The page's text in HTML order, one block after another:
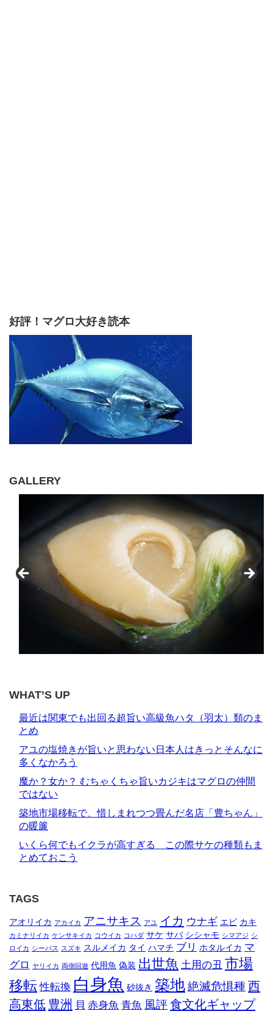
好評！マグロ大好き読本
GALLERY
WHAT’S UP
最近は関東でも出回る超旨い高級魚ハタ（羽太）類のま
とめ
アユの塩焼きが旨いと思わない日本人はきっとそんなに
多くなかろう
魔か？女か？ むちゃくちゃ旨いカジキはマグロの仲間
ではない
築地市場移転で、惜しまれつつ畳んだ名店「豊ちゃん」
の暖簾
いくら何でもイクラが高すぎる この際サケの種類もま
とめておこう
TAGS
アオリイカ アカイカ アニサキス アユ イカ ウナギ エビ カキ
カミナリイカ ケンサキイカ コウイカ コハダ サケ サバ シシャモ シマアジ シ
ロイカ シーバス スズキ スルメイカ タイ ハマチ ブリ ホタルイカ マ
グロ ヤリイカ 両側回遊 代用魚 偽装 出世魚 土用の丑 市場
移転 性転換 白身魚 砂抜き 築地絶滅危惧種西
高東低 豊洲 貝 赤身魚 青魚 風評食文化ギャップ